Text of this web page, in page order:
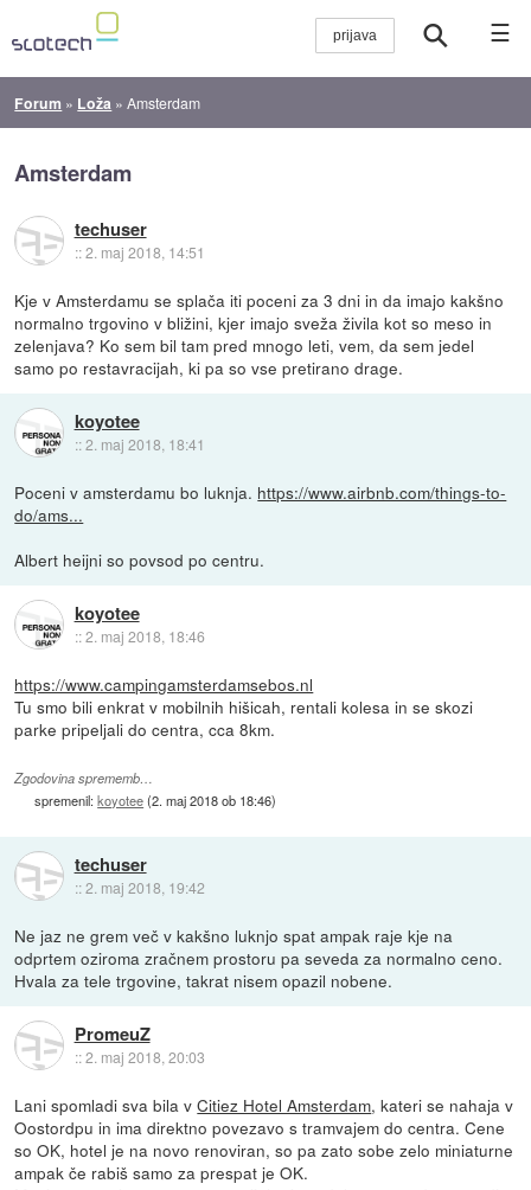
☰
Forum » Loža »Amsterdam
Amsterdam
techuser
::2. maj 2018, 14:51
Kje v Amsterdamu se splača iti poceni za 3 dni in da imajo kakšno
normalno trgovino v bližini, kjer imajo sveža živila kot so meso in
zelenjava? Ko sem bil tam pred mnogo leti, vem, da sem jedel
samo po restavracijah, ki pa so vse pretirano drage.
koyotee
::2. maj 2018, 18:41
Poceni v amsterdamu bo luknja. https://www.airbnb.com/things-to-
do/ams...
Albert heijni so povsod po centru.
koyotee
::2. maj 2018, 18:46
https://www.campingamsterdamsebos.nl
Tu smo bili enkrat v mobilnih hišicah, rentali kolesa in se skozi
parke pripeljali do centra, cca 8km.
Zgodovina sprememb…
spremenil:koyotee(2. maj 2018 ob 18:46)
techuser
::2. maj 2018, 19:42
Ne jaz ne grem več v kakšno luknjo spat ampak raje kje na
odprtem oziroma zračnem prostoru pa seveda za normalno ceno.
Hvala za tele trgovine, takrat nisem opazil nobene.
PromeuZ
::2. maj 2018, 20:03
Lani spomladi sva bila vCitiez Hotel Amsterdam, kateri se nahaja v
Oostordpu in ima direktno povezavo s tramvajem do centra. Cene
so OK, hotel je na novo renoviran, so pa zato sobe zelo miniaturne
ampak če rabiš samo za prespat je OK.